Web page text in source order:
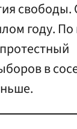
году.
в